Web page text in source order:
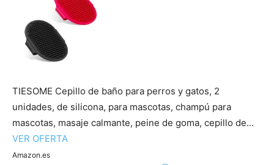
TIESOME Cepillo de baño para perros y gatos, 2
unidades, de silicona, para mascotas, champú para
mascotas, masaje calmante, peine de goma, cepillo de...
VER OFERTA
Amazon.es